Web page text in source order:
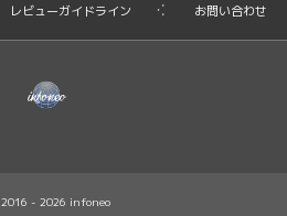
レビューガイドライン お問い合わせ
2016 - 2026 infoneo